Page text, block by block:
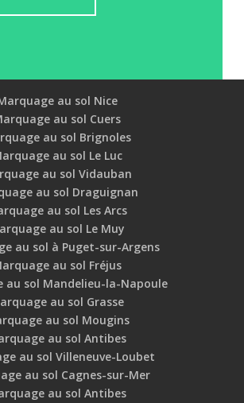
au sol Nice
au sol Cuers
au sol Brignoles
au sol Le Luc
au sol Vidauban
au sol Draguignan
au sol Les Arcs
au sol Le Muy
au sol à Puget-sur-Argens
au sol Fréjus
au sol Mandelieu-la-Napoule
au sol Grasse
au sol Mougins
au sol Antibes
au sol Villeneuve-Loubet
au sol Cagnes-sur-Mer
au sol Antibes